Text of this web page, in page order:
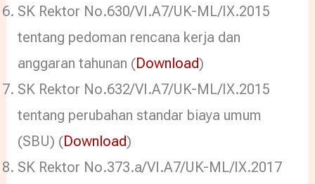
SK Rektor No.630/VI.A7/UK-ML/IX.2015
tentang pedoman rencana kerja dan
anggaran tahunan (Download)
SK Rektor No.632/VI.A7/UK-ML/IX.2015
tentang perubahan standar biaya umum
(SBU) (Download)
SK Rektor No.373.a/VI.A7/UK-ML/IX.2017